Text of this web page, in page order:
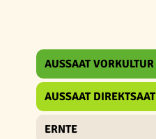
AUSSAAT VORKULTUR
AUSSAAT DIREKTSAAT
ERNTE